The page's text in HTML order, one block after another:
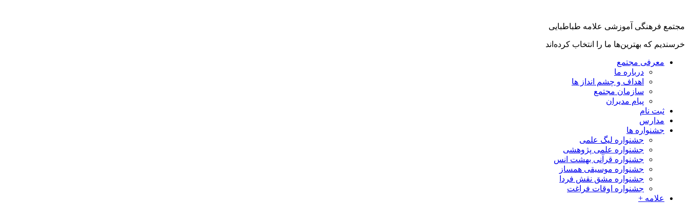
مجتمع فرهنگی آموزشی علامه طباطبایی
خرسندیم که بهترین‌ها ما را انتخاب کرده‌اند
معرفی مجتمع
درباره ما
اهداف و چشم انداز ها
سازمان مجتمع
پیام مدیران
ثبت نام
مدارس
جشنواره ها
جشنواره لیگ علمی
جشنواره علمی پژوهشی
جشنواره قرآنی بهشت انس
جشنواره موسیقی همساز
جشنواره مشق نقش فردا
جشنواره اوقات فراغت
علامه +